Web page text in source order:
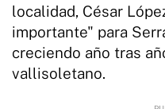
localidad, César
importante" para
creciendo año tras
vallisoletano.